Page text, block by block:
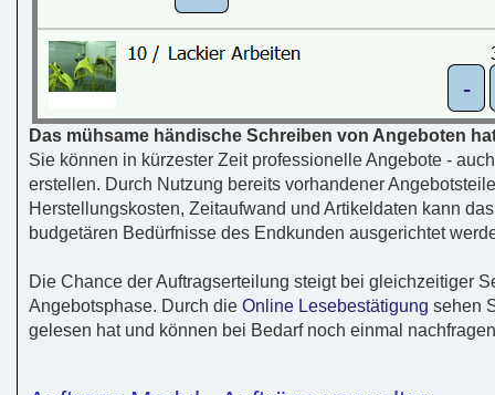
Das mühsame händische Schreiben von Angeboten
Sie können in kürzester Zeit professionelle Angebote -
erstellen. Durch Nutzung bereits vorhandener
Herstellungskosten, Zeitaufwand und Artikeldaten kann
budgetären Bedürfnisse des Endkunden ausgerichtet
Die Chance der Auftragserteilung steigt bei gleichzeitiger
Angebotsphase. Durch die Online Lesebestätigung sehen
gelesen hat und können bei Bedarf noch einmal